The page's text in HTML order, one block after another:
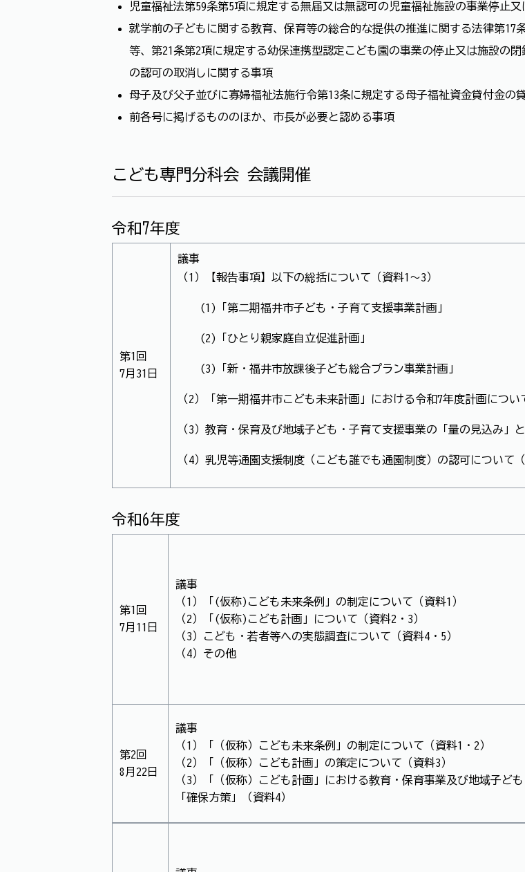
児童福祉法第59条第5項に規定する無届又は無認可の児童福祉施設の事業停止
就学前の子どもに関する教育、保育等の総合的な提供の推進に関する法律第17
等、第21条第2項に規定する幼保連携型認定こども園の事業の停止又は施設の
の認可の取消しに関する事項
母子及び父子並びに寡婦福祉法施行令第13条に規定する母子福祉資金貸付金の
前各号に掲げるもののほか、市長が必要と認める事項
こども専門分科会 会議開催
令和7年度
第1回
7月31日
議事
（1）【報告事項】以下の総括について（資料1～3）
(1)「第二期福井市子ども・子育て支援事業計画」
(2)「ひとり親家庭自立促進計画」
(3)「新・福井市放課後子ども総合プラン事業計画」
（2）「第一期福井市こども未来計画」における令和7年度計画につ
（3）教育・保育及び地域子ども・子育て支援事業の「量の見込み」
（4）乳児等通園支援制度（こども誰でも通園制度）の認可について（
令和6年度
第1回
7月11日
議事
（1）「(仮称)こども未来条例」の制定について（資料1）
（2）「(仮称)こども計画」について（資料2・3）
（3）こども・若者等への実態調査について（資料4・5）
（4）その他
第2回
8月22日
議事
（1）「（仮称）こども未来条例」の制定について（資料1・2）
（2）「（仮称）こども計画」の策定について（資料3）
（3）「（仮称）こども計画」における教育・保育事業及び地域子ど
「確保方策」（資料4）